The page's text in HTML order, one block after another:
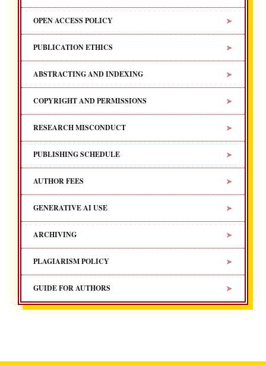
OPEN ACCESS POLICY ➤
PUBLICATION ETHICS ➤
ABSTRACTING AND INDEXING ➤
COPYRIGHT AND PERMISSIONS ➤
RESEARCH MISCONDUCT ➤
PUBLISHING SCHEDULE ➤
AUTHOR FEES ➤
GENERATIVE AI USE ➤
ARCHIVING ➤
PLAGIARISM POLICY ➤
GUIDE FOR AUTHORS ➤